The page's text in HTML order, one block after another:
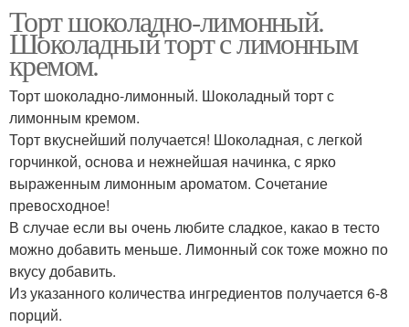
Торт шоколадно-лимонный.
Шоколадный торт с лимонным
кремом.
Торт шоколадно-лимонный. Шоколадный торт с
лимонным кремом.
Торт вкуснейший получается! Шоколадная, с легкой
горчинкой, основа и нежнейшая начинка, с ярко
выраженным лимонным ароматом. Сочетание
превосходное!
В случае если вы очень любите сладкое, какао в тесто
можно добавить меньше. Лимонный сок тоже можно по
вкусу добавить.
Из указанного количества ингредиентов получается 6-8
порций.